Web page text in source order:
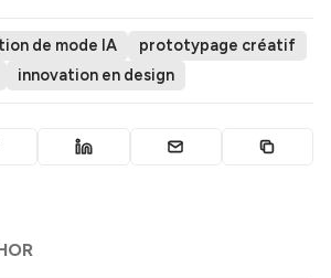
de mode IA
prototypage créatif
innovation en design